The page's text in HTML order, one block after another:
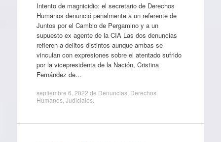
Intento de magnicidio: el secretario de Derechos
Humanos denunció penalmente a un referente de
Juntos por el Cambio de Pergamino y a un
supuesto ex agente de la CIA Las dos denuncias
refieren a delitos distintos aunque ambas se
vinculan con expresiones sobre el atentado sufrido
por la vicepresidenta de la Nación, Cristina
Fernández de…
septiembre 6, 2022 de Denuncias, Derechos
Humanos, Judiciales.